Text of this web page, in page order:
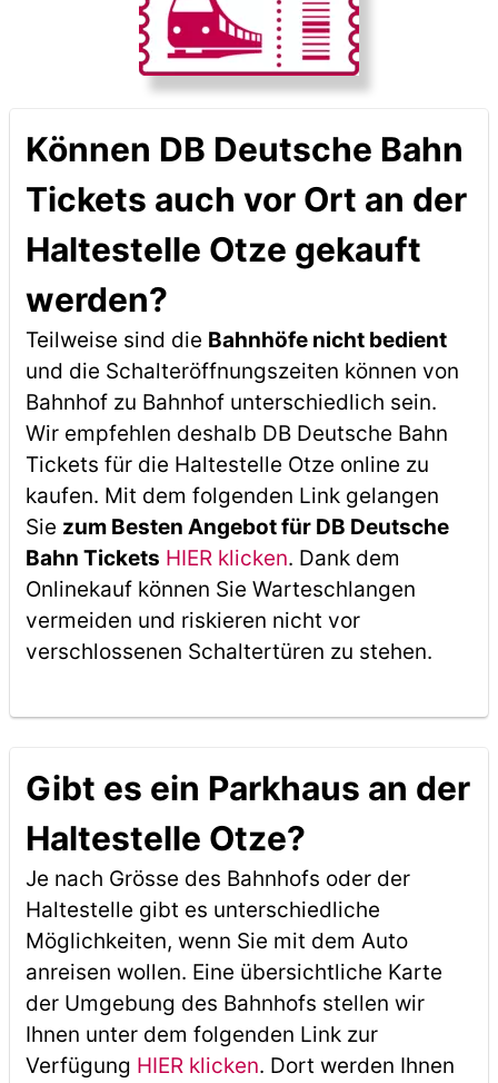
Können DB Deutsche Bahn
Tickets auch vor Ort an der
Haltestelle Otze gekauft
werden?
Teilweise sind die Bahnhöfe nicht bedient
und die Schalteröffnungszeiten können von
Bahnhof zu Bahnhof unterschiedlich sein.
Wir empfehlen deshalb DB Deutsche Bahn
Tickets für die Haltestelle Otze online zu
kaufen. Mit dem folgenden Link gelangen
Sie zum Besten Angebot für DB Deutsche
Bahn Tickets HIER klicken. Dank dem
Onlinekauf können Sie Warteschlangen
vermeiden und riskieren nicht vor
verschlossenen Schaltertüren zu stehen.
Gibt es ein Parkhaus an der
Haltestelle Otze?
Je nach Grösse des Bahnhofs oder der
Haltestelle gibt es unterschiedliche
Möglichkeiten, wenn Sie mit dem Auto
anreisen wollen. Eine übersichtliche Karte
der Umgebung des Bahnhofs stellen wir
Ihnen unter dem folgenden Link zur
Verfügung HIER klicken. Dort werden Ihnen